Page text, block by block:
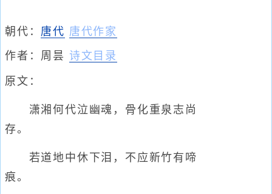
朝代： 唐代 唐代作家
作者： 周昙 诗文目录
原文：
潇湘何代泣幽魂，骨化重泉志尚
存。
若道地中休下泪，不应新竹有啼
痕。